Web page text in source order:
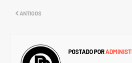
ANTIGOS
POSTADO POR